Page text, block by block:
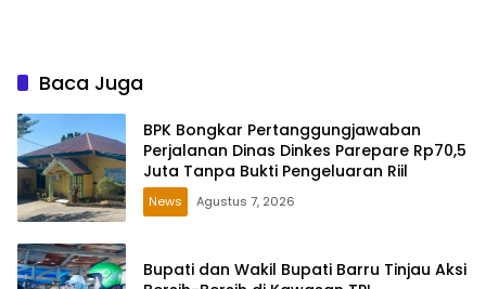
Baca Juga
BPK Bongkar Pertanggungjawaban
Perjalanan Dinas Dinkes Parepare Rp70,5
Juta Tanpa Bukti Pengeluaran Riil
News Agustus 7, 2026
Bupati dan Wakil Bupati Barru Tinjau Aksi